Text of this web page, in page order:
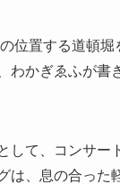
位置する道頓堀
わかぎゑふが書
して、コンサー
は、息の合った